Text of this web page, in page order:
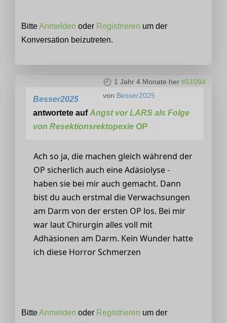
BitteAnmelden oder Registrieren um der
Konversation beizutreten.
1 Jahr 4 Monate her #51094
von Besser2025
Besser2025
antwortete aufAngst vor LARS als Folge
von Resektionsrektopexie OP
Ach so ja, die machen gleich während der
OP sicherlich auch eine Adäsiolyse -
haben sie bei mir auch gemacht. Dann
bist du auch erstmal die Verwachsungen
am Darm von der ersten OP los. Bei mir
war laut Chirurgin alles voll mit
Adhäsionen am Darm. Kein Wunder hatte
ich diese Horror Schmerzen
BitteAnmelden oder Registrieren um der